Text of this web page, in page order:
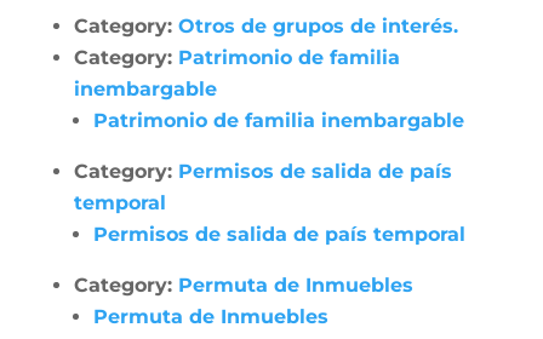
Category: Otros de grupos de interés.
Category: Patrimonio de familia
inembargable
Patrimonio de familia inembargable
Category: Permisos de salida de país
temporal
Permisos de salida de país temporal
Category: Permuta de Inmuebles
Permuta de Inmuebles